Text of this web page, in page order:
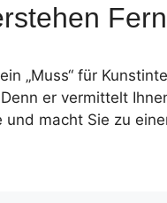
„Muss“ für
er vermittelt
und macht Sie zu